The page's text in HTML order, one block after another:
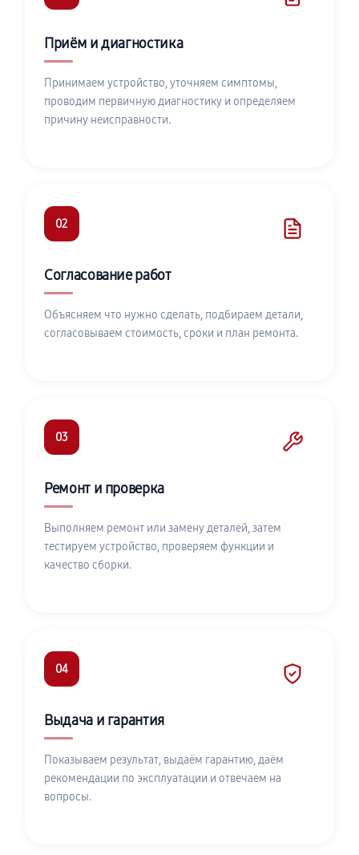
Приём и диагностика
Принимаем устройство, уточняем симптомы,
проводим первичную диагностику и определяем
причину неисправности.
02
Согласование работ
Объясняем что нужно сделать, подбираем детали,
согласовываем стоимость, сроки и план ремонта.
03
Ремонт и проверка
Выполняем ремонт или замену деталей, затем
тестируем устройство, проверяем функции и
качество сборки.
04
Выдача и гарантия
Показываем результат, выдаём гарантию, даём
рекомендации по эксплуатации и отвечаем на
вопросы.